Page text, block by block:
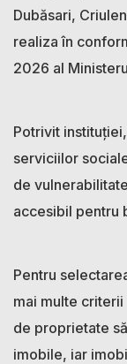
Dubăsari,
realiza în
2026 al
Potrivit
serviciilor
de
accesibil pentru
Pentru
mai multe
de proprietate
imobile, iar